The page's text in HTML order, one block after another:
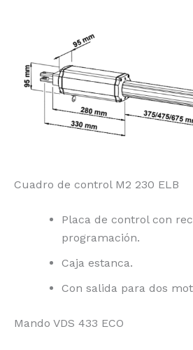
Cuadro de control M2 230 ELB
Placa de control con
programación.
Caja estanca.
Con salida para dos
Mando VDS 433 ECO